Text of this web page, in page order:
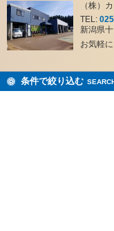
（株）
TEL:
新潟県
お気軽
条件で絞り込む